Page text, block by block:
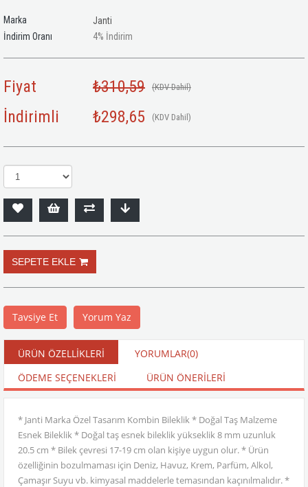
Marka
Janti
İndirim Oranı
%
4 İndirim
Fiyat ₺310,59 (KDV Dahil)
İndirimli ₺298,65 (KDV Dahil)
Tavsiye Et Yorum Yaz
ÜRÜN ÖZELLIKLERI YORUMLAR(0)
ÖDEME SEÇENEKLERI
ÜRÜN ÖNERILERI
* Janti Marka Özel Tasarım Kombin Bileklik * Doğal Taş Malzeme
Esnek Bileklik * Doğal taş esnek bileklik yükseklik 8 mm uzunluk
20.5 cm * Bilek çevresi 17-19 cm olan kişiye uygun olur. * Ürün
özelliğinin bozulmaması için Deniz, Havuz, Krem, Parfüm, Alkol,
Çamaşır Suyu vb. kimyasal maddelerle temasından kaçınılmalıdır. *